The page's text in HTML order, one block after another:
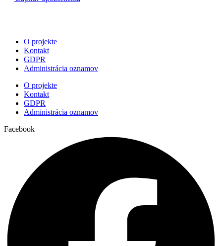
O projekte
Kontakt
GDPR
Administrácia oznamov
O projekte
Kontakt
GDPR
Administrácia oznamov
Facebook